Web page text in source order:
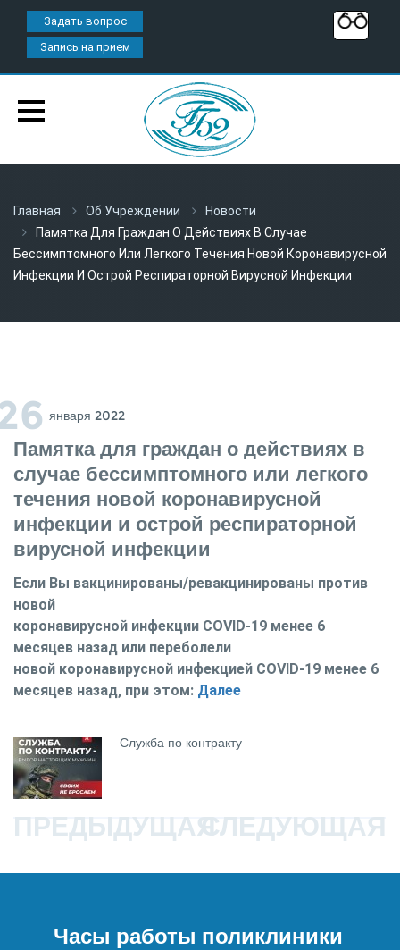
Задать вопрос
Запись на прием
Главная Об Учреждении
Новости
Памятка Для Граждан О Действиях В Случае
Бессимптомного Или Легкого Течения Новой Коронавирусной
Инфекции И Острой Респираторной Вирусной Инфекции
Января 2022
Памятка для граждан о действиях в
случае бессимптомного или легкого
течения новой коронавирусной
инфекции и острой респираторной
вирусной инфекции
Если Вы вакцинированы/ревакцинированы против
новой
коронавирусной инфекции COVID-19 менее 6
месяцев назад или переболели
новой коронавирусной инфекцией COVID-19 менее 6
месяцев назад, при этом: Далее
Служба по контракту
ПРЕДЫДУЩАЯСЛЕДУЮЩАЯ
Часы работы поликлиники